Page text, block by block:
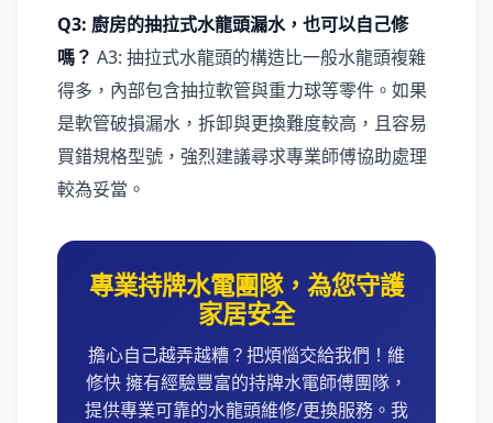
Q3: 廚房的抽拉式水龍頭漏水，也可以自己修
嗎？ A3: 抽拉式水龍頭的構造比一般水龍頭複雜
得多，內部包含抽拉軟管與重力球等零件。如果
是軟管破損漏水，拆卸與更換難度較高，且容易
買錯規格型號，強烈建議尋求專業師傅協助處理
較為妥當。
專業持牌水電團隊，為您守護
家居安全
擔心自己越弄越糟？把煩惱交給我們！維
修快 擁有經驗豐富的持牌水電師傅團隊，
提供專業可靠的水龍頭維修/更換服務。我